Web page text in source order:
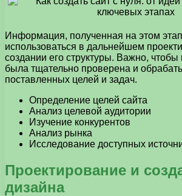
Информация, полученная на этом
использоваться в дальнейшем
создании его структуры. Важно,
была тщательно проверена и
поставленных целей и задач.
Определение целей сайта
Анализ целевой аудитории
Изучение конкурентов
Анализ рынка
Исследование доступных
Проектирование и
дизайна